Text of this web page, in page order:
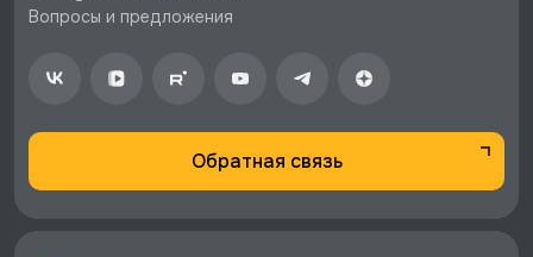
♥️ Наличие товаров, Программа лояльности,
Вопросы и предложения
Обратная связь